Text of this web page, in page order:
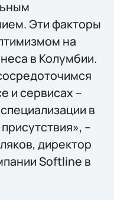
Эти факторы
на
в Колумбии.
и сервисах –
в
–
директор
Softline в